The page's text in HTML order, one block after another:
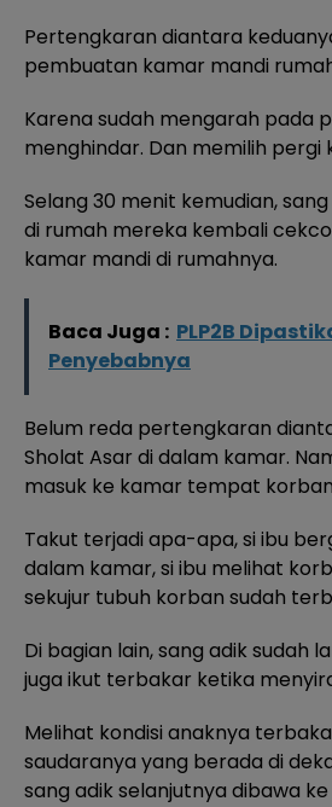
Pertengkaran diantara
pembuatan kamar mandi
Karena sudah mengarah pada
menghindar. Dan memilih
Selang 30 menit kemudian,
di rumah mereka kembali
kamar mandi di rumahnya.
Baca Juga : PLP2B
Penyebabnya
Belum reda pertengkaran
Sholat Asar di dalam kamar.
masuk ke kamar tempat
Takut terjadi apa-apa, si ibu
dalam kamar, si ibu melihat
sekujur tubuh korban sudah
Di bagian lain, sang adik sudah
juga ikut terbakar ketika
Melihat kondisi anaknya
saudaranya yang berada di
sang adik selanjutnya dibawa